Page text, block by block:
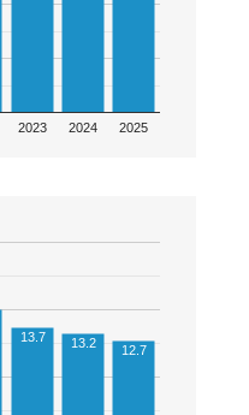
2023 2024 2025
13.7
13.2 12.7